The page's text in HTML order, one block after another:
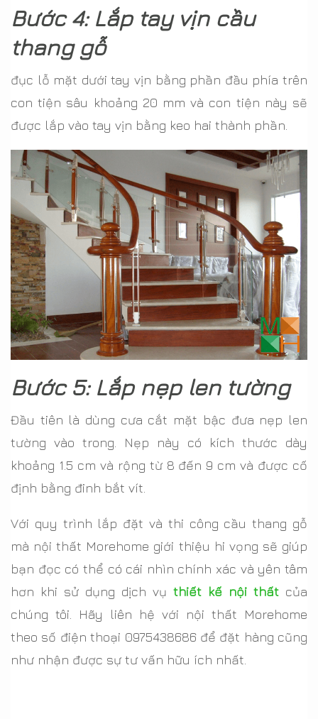
Bước 4: Lắp tay vịn cầu
thang gỗ
đục lỗ mặt dưới tay vịn bằng phần đầu phía trên
con tiện sâu khoảng 20 mm và con tiện này sẽ
được lắp vào tay vịn bằng keo hai thành phần.
Bước 5: Lắp nẹp len tường
Đầu tiên là dùng cưa cắt mặt bậc đưa nẹp len
tường vào trong. Nẹp này có kích thước dày
khoảng 1.5 cm và rộng từ 8 đến 9 cm và được cố
định bằng đinh bắt vít.
Với quy trình lắp đặt và thi công cầu thang gỗ
mà nội thất Morehome giới thiệu hi vọng sẽ giúp
bạn đọc có thể có cái nhìn chính xác và yên tâm
hơn khi sử dụng dịch vụ thiết kế nội thất của
chúng tôi. Hãy liên hệ với nội thất Morehome
theo số điện thoại 0975438686 để đặt hàng cũng
như nhận được sự tư vấn hữu ích nhất.